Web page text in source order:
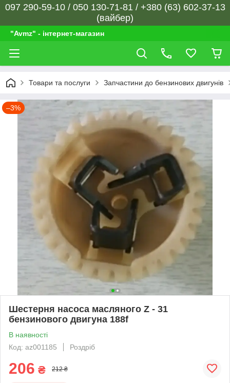
097 290-59-10 / 050 130-71-81 / +380 (63) 602-37-13
(вайбер)
"Avmz" - інтернет-магазин
Товари та послуги Запчастини до бензинових двигунів
–3%
Шестерня насоса масляного Z - 31
бензинового двигуна 188f
В наявності
Код: az001185
Роздріб
206 ₴ 212 ₴